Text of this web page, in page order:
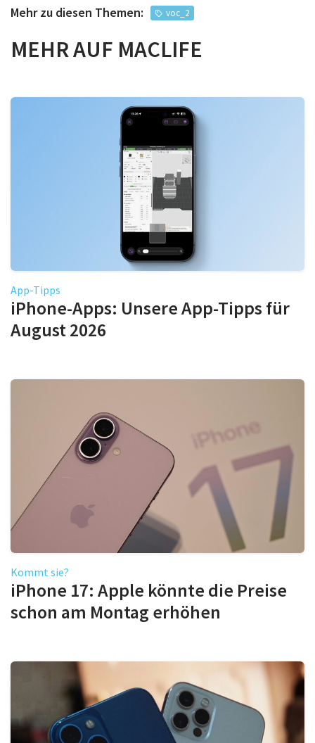
Mehr zu diesen Themen: voc_2
MEHR AUF MACLIFE
App-Tipps
iPhone-Apps: Unsere App-Tipps für
August 2026
Kommt sie?
iPhone 17: Apple könnte die Preise
schon am Montag erhöhen